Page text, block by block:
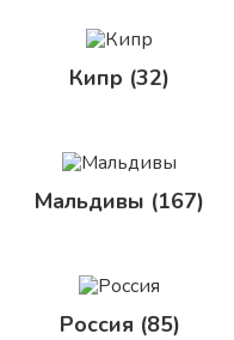
Кипр (32)
Мальдивы (167)
Россия (85)